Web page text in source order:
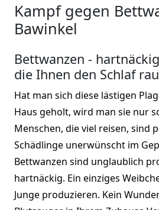
Kampf gegen
Bawinkel
Bettwanzen -
die Ihnen den Schlaf
Hat man sich diese lästigen
Haus geholt, wird man sie nur
Menschen, die viel reisen, sind
Schädlinge unerwünscht im
Bettwanzen sind unglaublich
hartnäckig. Ein einziges
Junge produzieren. Kein